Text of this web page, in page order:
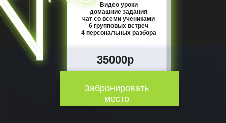
Забронировать
место
35000р
Видео уроки
домашние задания
чат со всеми учениками
6 групповых встреч
4 персональных разбора